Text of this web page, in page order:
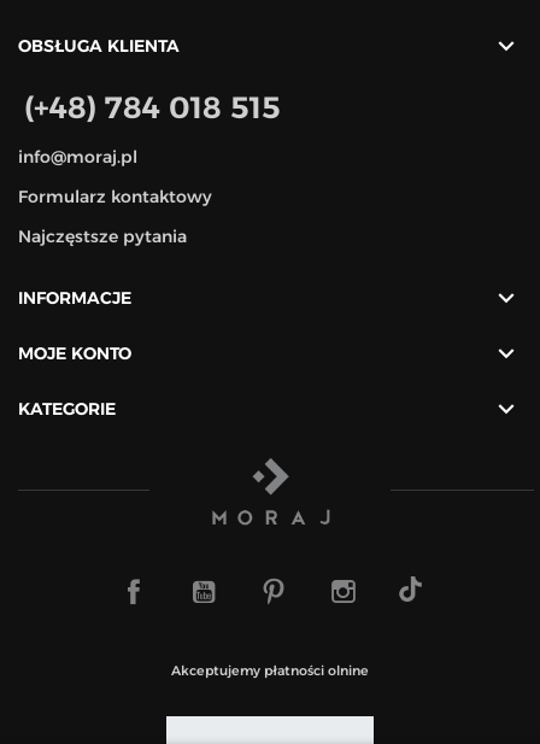
OBSŁUGA KLIENTA 
(+48) 784 018 515
info@moraj.pl
Formularz kontaktowy
Najczęstsze pytania
INFORMACJE 
MOJE KONTO 
KATEGORIE 
Akceptujemy płatności olnine